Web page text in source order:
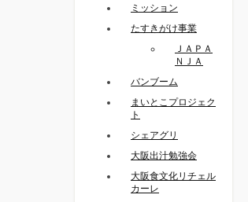
ミッション
たすきがけ事業
ＪＡＰＡ
ＮＪＡ
バンブーム
まいとこプロジェク
ト
シェアグリ
大阪出汁勉強会
大阪食文化リチェル
カーレ